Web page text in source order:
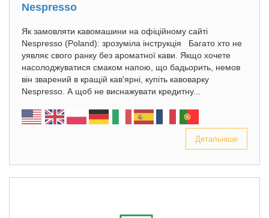
Nespresso
Як замовляти кавомашини на офіційному сайті
Nespresso (Poland): зрозуміла інструкція Багато хто не
уявляє свого ранку без ароматної кави. Якщо хочете
насолоджуватися смаком напою, що бадьорить, немов
він зварений в кращій кав'ярні, купіть кавоварку
Nespresso. А щоб не виснажувати кредитну...
Детальніше